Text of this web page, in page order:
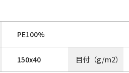
PE100%
150x40 目付（g/m2）